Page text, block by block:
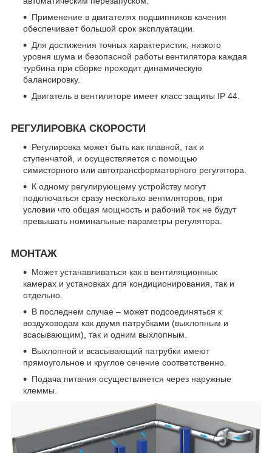
Применение в двигателях подшипников качения
обеспечивает большой срок эксплуатации.
Для достижения точных характеристик, низкого
уровня шума и безопасной работы вентилятора каждая
турбина при сборке проходит динамическую
балансировку.
Двигатель в вентиляторе имеет класс защиты IP 44.
РЕГУЛИРОВКА СКОРОСТИ
Регулировка может быть как плавной, так и
ступенчатой, и осуществляется с помощью
симисторного или автотрансформаторного регулятора.
К одному регулирующему устройству могут
подключаться сразу несколько вентиляторов, при
условии что общая мощность и рабочий ток не будут
превышать номинальные параметры регулятора.
МОНТАЖ
Может устанавливаться как в вентиляционных
камерах и установках для кондиционирования, так и
отдельно.
В последнем случае – может подсоединяться к
воздуховодам как двумя патрубками (выхлопным и
всасывающим), так и одним выхлопным.
Выхлопной и всасывающий патрубки имеют
прямоугольное и круглое сечение соответственно.
Подача питания осуществляется через наружные
клеммы.